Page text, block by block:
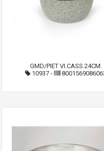
GMD/PIET VI.CASS.24CM.
10937 -